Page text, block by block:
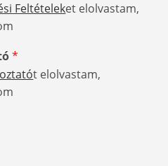
Feltételeket elolvastam,
*
t elolvastam,